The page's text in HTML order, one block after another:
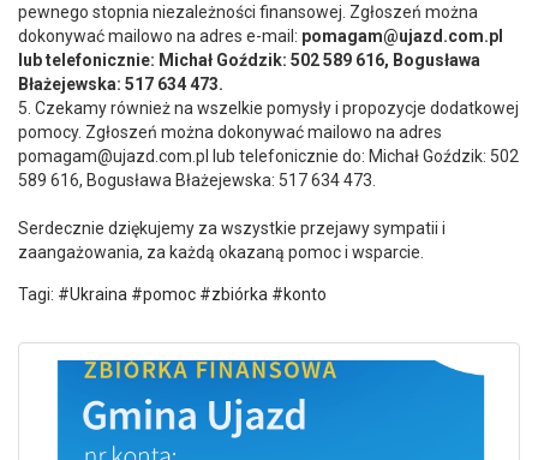
pewnego stopnia niezależności finansowej. Zgłoszeń można
dokonywać mailowo na adres e-mail: pomagam@ujazd.com.pl
lub telefonicznie: Michał Goździk: 502 589 616, Bogusława
Błażejewska: 517 634 473.
5. Czekamy również na wszelkie pomysły i propozycje dodatkowej
pomocy. Zgłoszeń można dokonywać mailowo na adres
pomagam@ujazd.com.pl lub telefonicznie do: Michał Goździk: 502
589 616, Bogusława Błażejewska: 517 634 473.
Serdecznie dziękujemy za wszystkie przejawy sympatii i
zaangażowania, za każdą okazaną pomoc i wsparcie.
Tagi: #Ukraina #pomoc #zbiórka #konto